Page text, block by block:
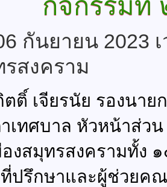
กิจกรรมที่
กันยายน 2023
รสงคราม
ติ์ เจียรนัย รองนาย
เทศบาล หัวหน้าส่ว
องสมุทรสงครามทั้
ปรึกษาและผู้ช่วยค